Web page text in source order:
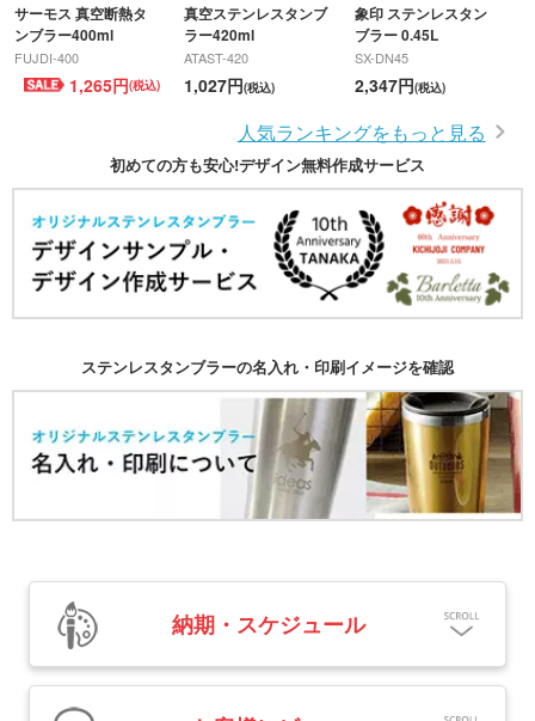
サーモス 真空断熱タ
ンブラー400ml
FUJDI-400
1,265円(税込)
真空ステンレスタンブ
ラー420ml
ATAST-420
1,027円(税込)
象印 ステンレスタン
ブラー 0.45L
SX-DN45
2,347円(税込)
人気ランキングをもっと見る
初めての方も安心!デザイン無料作成サービス
ステンレスタンブラーの名入れ・印刷イメージを確認
納期・スケジュール